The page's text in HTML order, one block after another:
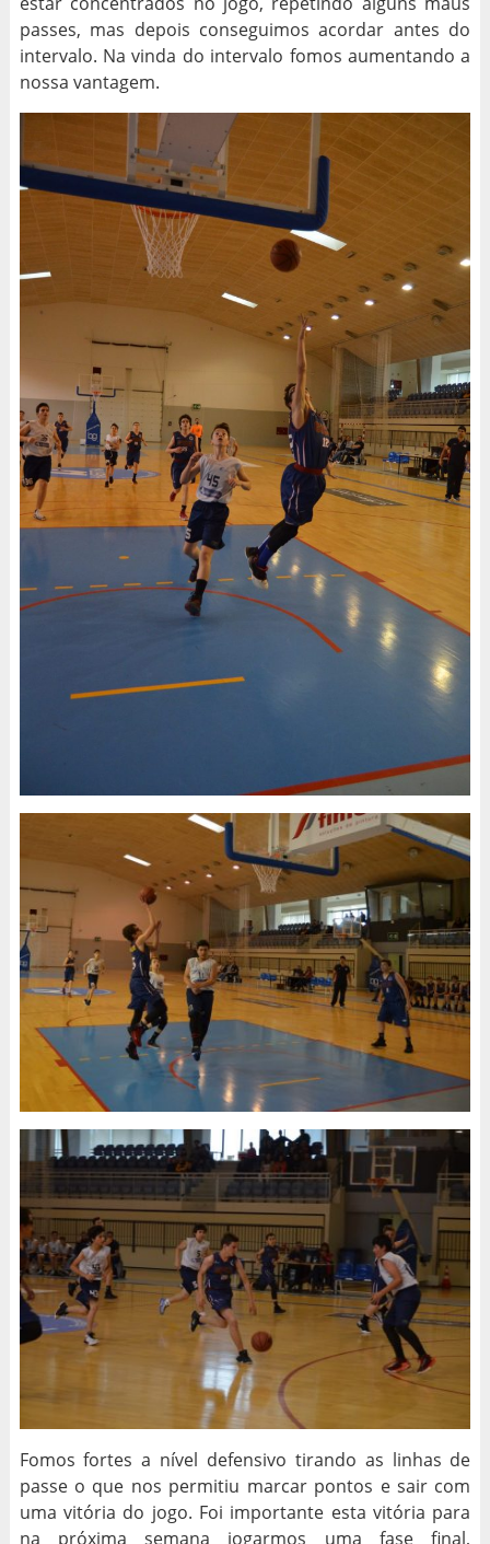
passes, mas depois conseguimos acordar antes do
intervalo. Na vinda do intervalo fomos aumentando a
nossa vantagem.
Fomos fortes a nível defensivo tirando as linhas de
passe o que nos permitiu marcar pontos e sair com
uma vitória do jogo. Foi importante esta vitória para
na próxima semana jogarmos uma fase final,